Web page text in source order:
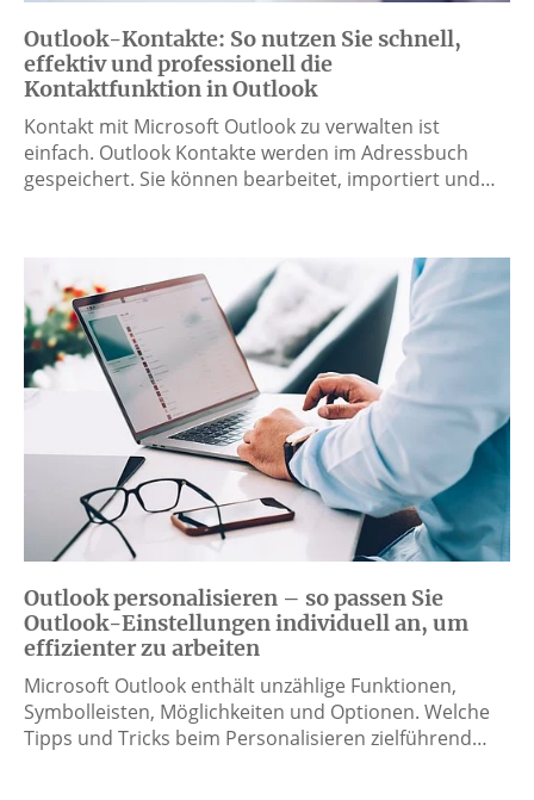
Outlook-Kontakte: So nutzen Sie schnell,
effektiv und professionell die
Kontaktfunktion in Outlook
Kontakt mit Microsoft Outlook zu verwalten ist
einfach. Outlook Kontakte werden im Adressbuch
gespeichert. Sie können bearbeitet, importiert und…
Outlook personalisieren – so passen Sie
Outlook-Einstellungen individuell an, um
effizienter zu arbeiten
Microsoft Outlook enthält unzählige Funktionen,
Symbolleisten, Möglichkeiten und Optionen. Welche
Tipps und Tricks beim Personalisieren zielführend…